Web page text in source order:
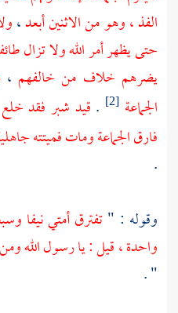
الفذ ، وهو من الاثنين أبعد،
حتى يظهر أمر الله ولا تزال
يضرهم خلاف من خالفهم ،
الجماعة [2]
. قيد شبر فقد
فارق الجماعة ومات فميتته
.
وقوله : "تفترق أمتي نيفا
واحدة ، قيل : يا رسول الله
" .